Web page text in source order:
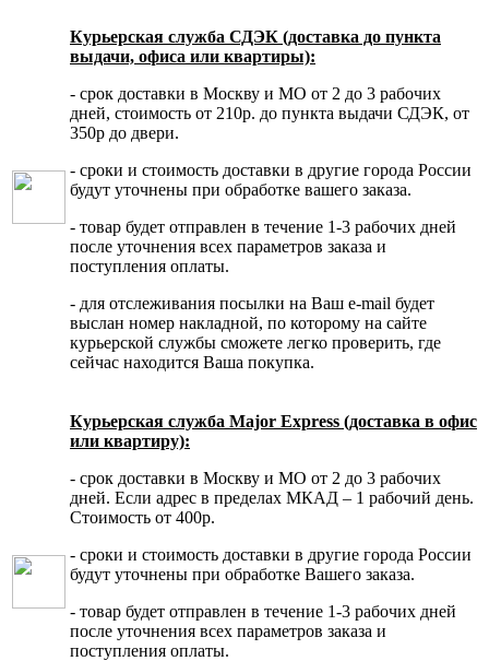
Курьерская служба СДЭК (доставка до пункта
выдачи, офиса или квартиры):
- срок доставки в Москву и МО от 2 до 3 рабочих
дней, стоимость от 210р. до пункта выдачи СДЭК, от
350р до двери.
- сроки и стоимость доставки в другие города России
будут уточнены при обработке вашего заказа.
- товар будет отправлен в течение 1-3 рабочих дней
после уточнения всех параметров заказа и
поступления оплаты.
- для отслеживания посылки на Ваш e-mail будет
выслан номер накладной, по которому на сайте
курьерской службы сможете легко проверить, где
сейчас находится Ваша покупка.
Курьерская служба Major Express (доставка в офис
или квартиру):
- срок доставки в Москву и МО от 2 до 3 рабочих
дней. Если адрес в пределах МКАД – 1 рабочий день.
Стоимость от 400р.
- сроки и стоимость доставки в другие города России
будут уточнены при обработке Вашего заказа.
- товар будет отправлен в течение 1-3 рабочих дней
после уточнения всех параметров заказа и
поступления оплаты.